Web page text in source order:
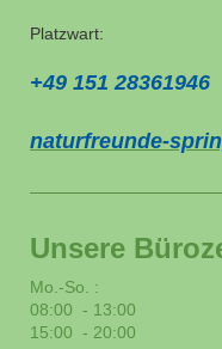
Platzwart:
+49 151 28361946
naturfreunde-
Unsere
Mo.-So. :
08:00 - 13:00
15:00 - 20:00